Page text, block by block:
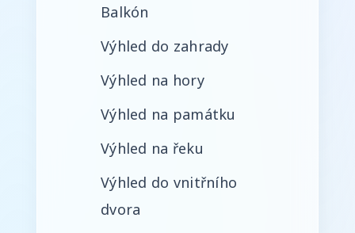
Balkón
Výhled do zahrady
Výhled na hory
Výhled na památku
Výhled na řeku
Výhled do vnitřního
dvora